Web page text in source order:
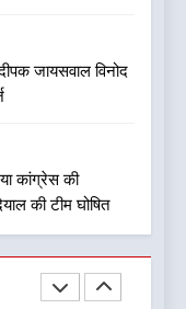
जायसवाल विनोद
कांग्रेस की
की टीम घोषित
के पुल मामले में
विकास को नई
के ऐतिहासिक